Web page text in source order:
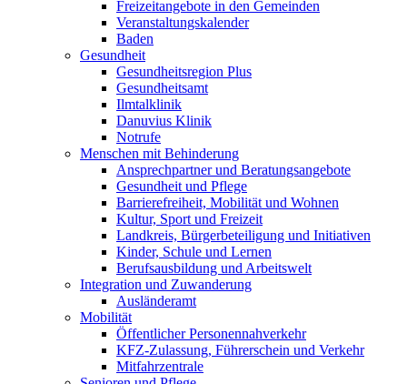
Freizeitangebote in den Gemeinden
Veranstaltungskalender
Baden
Gesundheit
Gesundheitsregion Plus
Gesundheitsamt
Ilmtalklinik
Danuvius Klinik
Notrufe
Menschen mit Behinderung
Ansprechpartner und Beratungsangebote
Gesundheit und Pflege
Barrierefreiheit, Mobilität und Wohnen
Kultur, Sport und Freizeit
Landkreis, Bürgerbeteiligung und Initiativen
Kinder, Schule und Lernen
Berufsausbildung und Arbeitswelt
Integration und Zuwanderung
Ausländeramt
Mobilität
Öffentlicher Personennahverkehr
KFZ-Zulassung, Führerschein und Verkehr
Mitfahrzentrale